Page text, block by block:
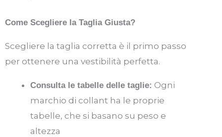
Come Scegliere la Taglia Giusta?
Scegliere la taglia corretta è il primo passo
per ottenere una vestibilità perfetta.
Consulta le tabelle delle taglie: Ogni
marchio di collant ha le proprie
tabelle, che si basano su peso e
altezza